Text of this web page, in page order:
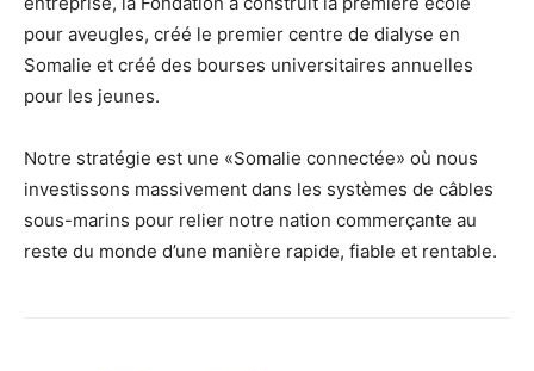
pour aveugles, créé le premier centre de dialyse en
Somalie et créé des bourses universitaires annuelles
pour les jeunes.
Notre stratégie est une «Somalie connectée» où nous
investissons massivement dans les systèmes de câbles
sous-marins pour relier notre nation commerçante au
reste du monde d’une manière rapide, fiable et rentable.